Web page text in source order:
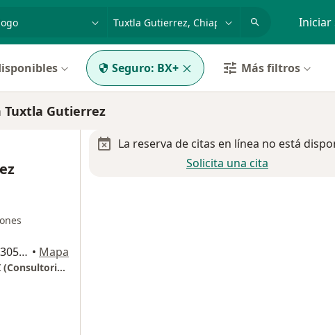
enfermedad o nombre Iniciar
Seguro: BX+ Más filtros
Tuxtla Gutierrez
19 A Poniente Norte, Las Arboledas 305, Tuxtla Gutierrez • Mapa
Centro médico materno infantil CEMMI (Consultorio 103)
La reserva de citas en línea no está
Solicita una cita